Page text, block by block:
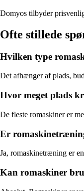
Domyos tilbyder
Ofte stillede
Hvilken type
Det afhænger af plads,
Hvor meget plads
De fleste romaskiner er
Er
Ja, romaskinetræning er
Kan romaskiner